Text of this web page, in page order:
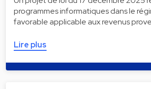
programmes informatiques dans le
favorable applicable aux revenus
Lire plus